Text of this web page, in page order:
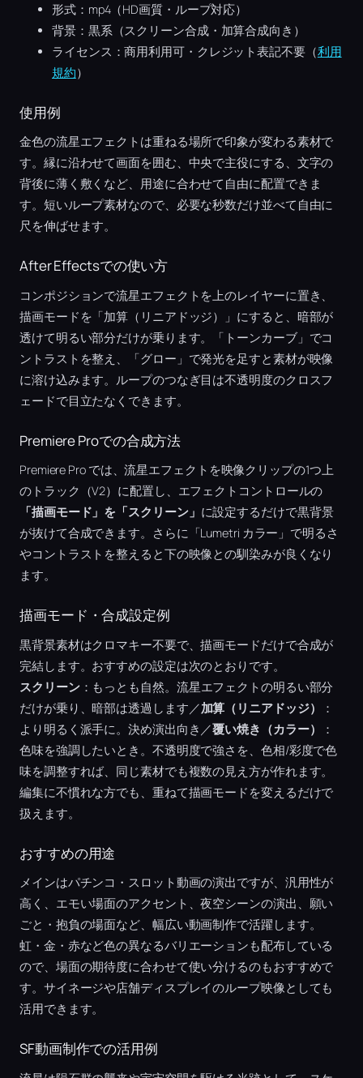
形式：mp4（HD画質・ループ対応）
背景：黒系（スクリーン合成・加算合成向き）
ライセンス：商用利用可・クレジット表記不要（利用
規約）
使用例
金色の流星エフェクトは重ねる場所で印象が変わる素材で
す。縁に沿わせて画面を囲む、中央で主役にする、文字の
背後に薄く敷くなど、用途に合わせて自由に配置できま
す。短いループ素材なので、必要な秒数だけ並べて自由に
尺を伸ばせます。
After Effectsでの使い方
コンポジションで流星エフェクトを上のレイヤーに置き、
描画モードを「加算（リニアドッジ）」にすると、暗部が
透けて明るい部分だけが乗ります。「トーンカーブ」でコ
ントラストを整え、「グロー」で発光を足すと素材が映像
に溶け込みます。ループのつなぎ目は不透明度のクロスフ
ェードで目立たなくできます。
Premiere Proでの合成方法
Premiere Pro では、流星エフェクトを映像クリップの1つ上
のトラック（V2）に配置し、エフェクトコントロールの
「描画モード」を「スクリーン」 に設定するだけで黒背景
が抜けて合成できます。さらに「Lumetri カラー」で明るさ
やコントラストを整えると下の映像との馴染みが良くなり
ます。
描画モード・合成設定例
黒背景素材はクロマキー不要で、描画モードだけで合成が
完結します。おすすめの設定は次のとおりです。
スクリーン：もっとも自然。流星エフェクトの明るい部分
だけが乗り、暗部は透過します／加算（リニアドッジ）
：
より明るく派手に。決め演出向き／覆い焼き（カラー）
：
色味を強調したいとき。不透明度で強さを、色相/彩度で色
味を調整すれば、同じ素材でも複数の見え方が作れます。
編集に不慣れな方でも、重ねて描画モードを変えるだけで
扱えます。
おすすめの用途
メインはパチンコ・スロット動画の演出ですが、汎用性が
高く、エモい場面のアクセント、夜空シーンの演出、願い
ごと・抱負の場面など、幅広い動画制作で活躍します。
虹・金・赤など色の異なるバリエーションも配布している
ので、場面の期待度に合わせて使い分けるのもおすすめで
す。サイネージや店舗ディスプレイのループ映像としても
活用できます。
SF動画制作での活用例